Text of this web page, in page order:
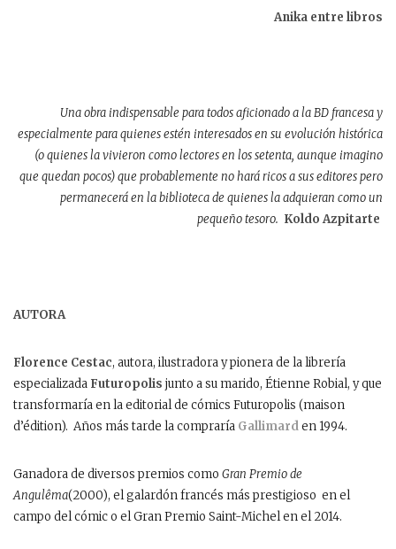
Anika entre libros
Una obra indispensable para todos aficionado a la BD francesa y
especialmente para quienes estén interesados en su evolución histórica
(o quienes la vivieron como lectores en los setenta, aunque imagino
que quedan pocos) que probablemente no hará ricos a sus editores pero
permanecerá en la biblioteca de quienes la adquieran como un
pequeño tesoro. Koldo Azpitarte
AUTORA
Florence Cestac, autora, ilustradora y pionera de la librería
especializada Futuropolis junto a su marido, Étienne Robial, y que
transformaría en la editorial de cómics Futuropolis (maison
d’édition). Años más tarde la compraría Gallimarden 1994.
Ganadora de diversos premios como Gran Premio de
Angulêma(2000), el galardón francés más prestigioso en el
campo del cómic o el Gran Premio Saint-Michel en el 2014.